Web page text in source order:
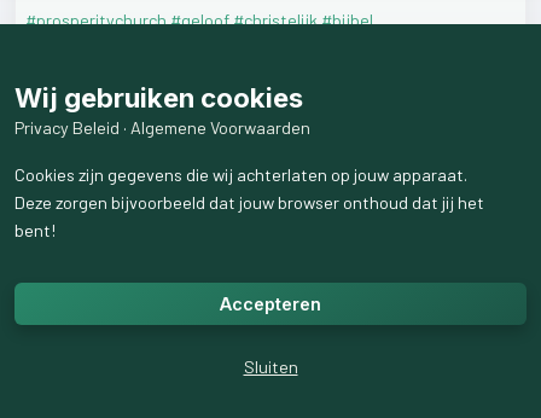
#prosperitychurch#geloof#christelijk#bijbel
9weergaven
Wij gebruiken cookies
Privacy Beleid · Algemene Voorwaarden
Cookies zijn gegevens die wij achterlaten op jouw apparaat.
Deze zorgen bijvoorbeeld dat jouw browser onthoud dat jij het
bent!
Accepteren
Sluiten